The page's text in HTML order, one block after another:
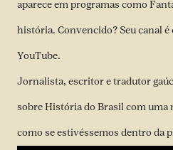
aparece em programas como
história. Convencido? Seu canal é
YouTube.
Jornalista, escritor e tradutor
sobre História do Brasil com uma
como se estivéssemos dentro da